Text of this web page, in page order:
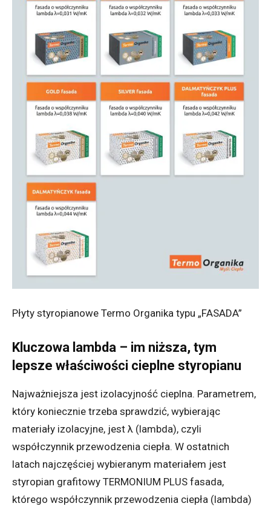
Płyty styropianowe Termo Organika typu „FASADA”
Kluczowa lambda – im niższa, tym
lepsze właściwości cieplne styropianu
Najważniejsza jest izolacyjność cieplna. Parametrem,
który koniecznie trzeba sprawdzić, wybierając
materiały izolacyjne, jest λ (lambda), czyli
współczynnik przewodzenia ciepła. W ostatnich
latach najczęściej wybieranym materiałem jest
styropian grafitowy TERMONIUM PLUS fasada,
którego współczynnik przewodzenia ciepła (lambda)